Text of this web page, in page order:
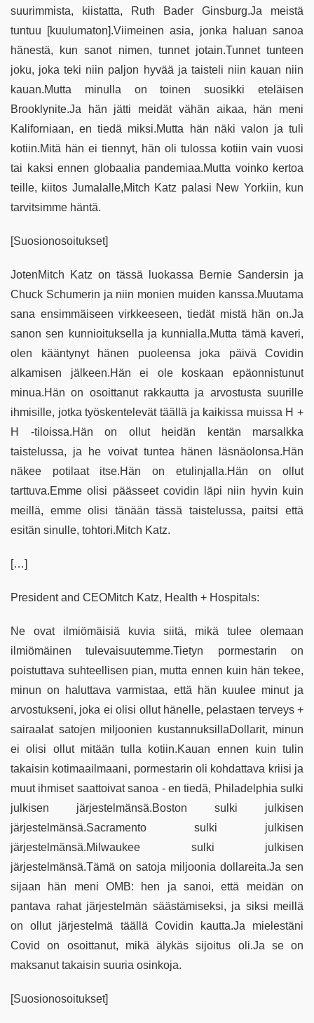
suurimmista, kiistatta, Ruth Bader Ginsburg.Ja meistä
tuntuu [kuulumaton].Viimeinen asia, jonka haluan sanoa
hänestä, kun sanot nimen, tunnet jotain.Tunnet tunteen
joku, joka teki niin paljon hyvää ja taisteli niin kauan niin
kauan.Mutta minulla on toinen suosikki eteläisen
Brooklynite.Ja hän jätti meidät vähän aikaa, hän meni
Kaliforniaan, en tiedä miksi.Mutta hän näki valon ja tuli
kotiin.Mitä hän ei tiennyt, hän oli tulossa kotiin vain vuosi
tai kaksi ennen globaalia pandemiaa.Mutta voinko kertoa
teille, kiitos Jumalalle,Mitch Katz palasi New Yorkiin, kun
tarvitsimme häntä.
[Suosionosoitukset]
JotenMitch Katz on tässä luokassa Bernie Sandersin ja
Chuck Schumerin ja niin monien muiden kanssa.Muutama
sana ensimmäiseen virkkeeseen, tiedät mistä hän on.Ja
sanon sen kunnioituksella ja kunnialla.Mutta tämä kaveri,
olen kääntynyt hänen puoleensa joka päivä Covidin
alkamisen jälkeen.Hän ei ole koskaan epäonnistunut
minua.Hän on osoittanut rakkautta ja arvostusta suurille
ihmisille, jotka työskentelevät täällä ja kaikissa muissa H +
H -tiloissa.Hän on ollut heidän kentän marsalkka
taistelussa, ja he voivat tuntea hänen läsnäolonsa.Hän
näkee potilaat itse.Hän on etulinjalla.Hän on ollut
tarttuva.Emme olisi päässeet covidin läpi niin hyvin kuin
meillä, emme olisi tänään tässä taistelussa, paitsi että
esitän sinulle, tohtori.Mitch Katz.
[…]
President and CEOMitch Katz, Health + Hospitals:
Ne ovat ilmiömäisiä kuvia siitä, mikä tulee olemaan
ilmiömäinen tulevaisuutemme.Tietyn pormestarin on
poistuttava suhteellisen pian, mutta ennen kuin hän tekee,
minun on haluttava varmistaa, että hän kuulee minut ja
arvostukseni, joka ei olisi ollut hänelle, pelastaen terveys +
sairaalat satojen miljoonien kustannuksillaDollarit, minun
ei olisi ollut mitään tulla kotiin.Kauan ennen kuin tulin
takaisin kotimaailmaani, pormestarin oli kohdattava kriisi ja
muut ihmiset saattoivat sanoa - en tiedä, Philadelphia sulki
julkisen järjestelmänsä.Boston sulki julkisen
järjestelmänsä.Sacramento sulki julkisen
järjestelmänsä.Milwaukee sulki julkisen
järjestelmänsä.Tämä on satoja miljoonia dollareita.Ja sen
sijaan hän meni OMB: hen ja sanoi, että meidän on
pantava rahat järjestelmän säästämiseksi, ja siksi meillä
on ollut järjestelmä täällä Covidin kautta.Ja mielestäni
Covid on osoittanut, mikä älykäs sijoitus oli.Ja se on
maksanut takaisin suuria osinkoja.
[Suosionosoitukset]